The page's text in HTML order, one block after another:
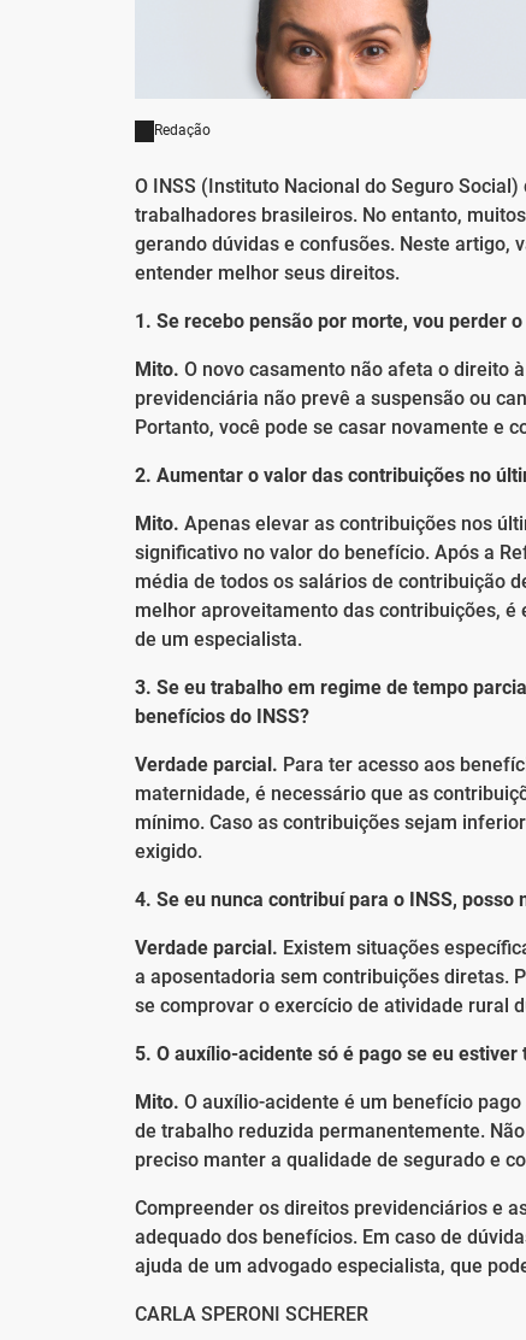
Redação
O INSS (Instituto Nacional do Seguro
trabalhadores brasileiros. No entanto,
gerando dúvidas e confusões. Neste artigo,
entender melhor seus direitos.
1. Se recebo pensão por morte, vou perder
Mito. O novo casamento não afeta o direito
previdenciária não prevê a suspensão ou
Portanto, você pode se casar novamente e
2. Aumentar o valor das contribuições no
Mito. Apenas elevar as contribuições nos
significativo no valor do benefício. Após a
média de todos os salários de contribuição
melhor aproveitamento das contribuições,
de um especialista.
3. Se eu trabalho em regime de tempo
benefícios do INSS?
Verdade parcial. Para ter acesso aos
maternidade, é necessário que as
mínimo. Caso as contribuições sejam
exigido.
4. Se eu nunca contribuí para o INSS, posso
Verdade parcial. Existem situações
a aposentadoria sem contribuições diretas.
se comprovar o exercício de atividade rural
5. O auxílio-acidente só é pago se eu estiver
Mito. O auxílio-acidente é um benefício
de trabalho reduzida permanentemente.
preciso manter a qualidade de segurado e
Compreender os direitos previdenciários e
adequado dos benefícios. Em caso de
ajuda de um advogado especialista, que
CARLA SPERONI SCHERER